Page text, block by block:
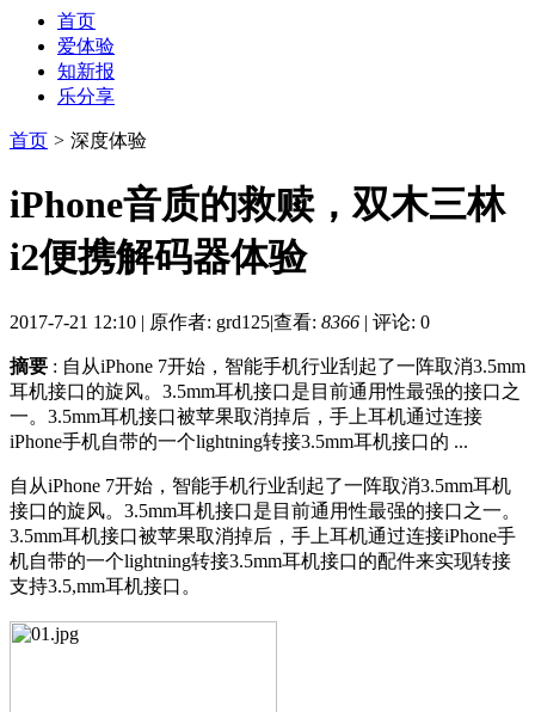
首页
爱体验
知新报
乐分享
首页 > 深度体验
iPhone音质的救赎，双木三林
i2便携解码器体验
2017-7-21 12:10 | 原作者: grd125|查看: 8366 | 评论: 0
摘要 : 自从iPhone 7开始，智能手机行业刮起了一阵取消3.5mm
耳机接口的旋风。3.5mm耳机接口是目前通用性最强的接口之
一。3.5mm耳机接口被苹果取消掉后，手上耳机通过连接
iPhone手机自带的一个lightning转接3.5mm耳机接口的 ...
自从iPhone 7开始，智能手机行业刮起了一阵取消3.5mm耳机
接口的旋风。3.5mm耳机接口是目前通用性最强的接口之一。
3.5mm耳机接口被苹果取消掉后，手上耳机通过连接iPhone手
机自带的一个lightning转接3.5mm耳机接口的配件来实现转接
支持3.5,mm耳机接口。